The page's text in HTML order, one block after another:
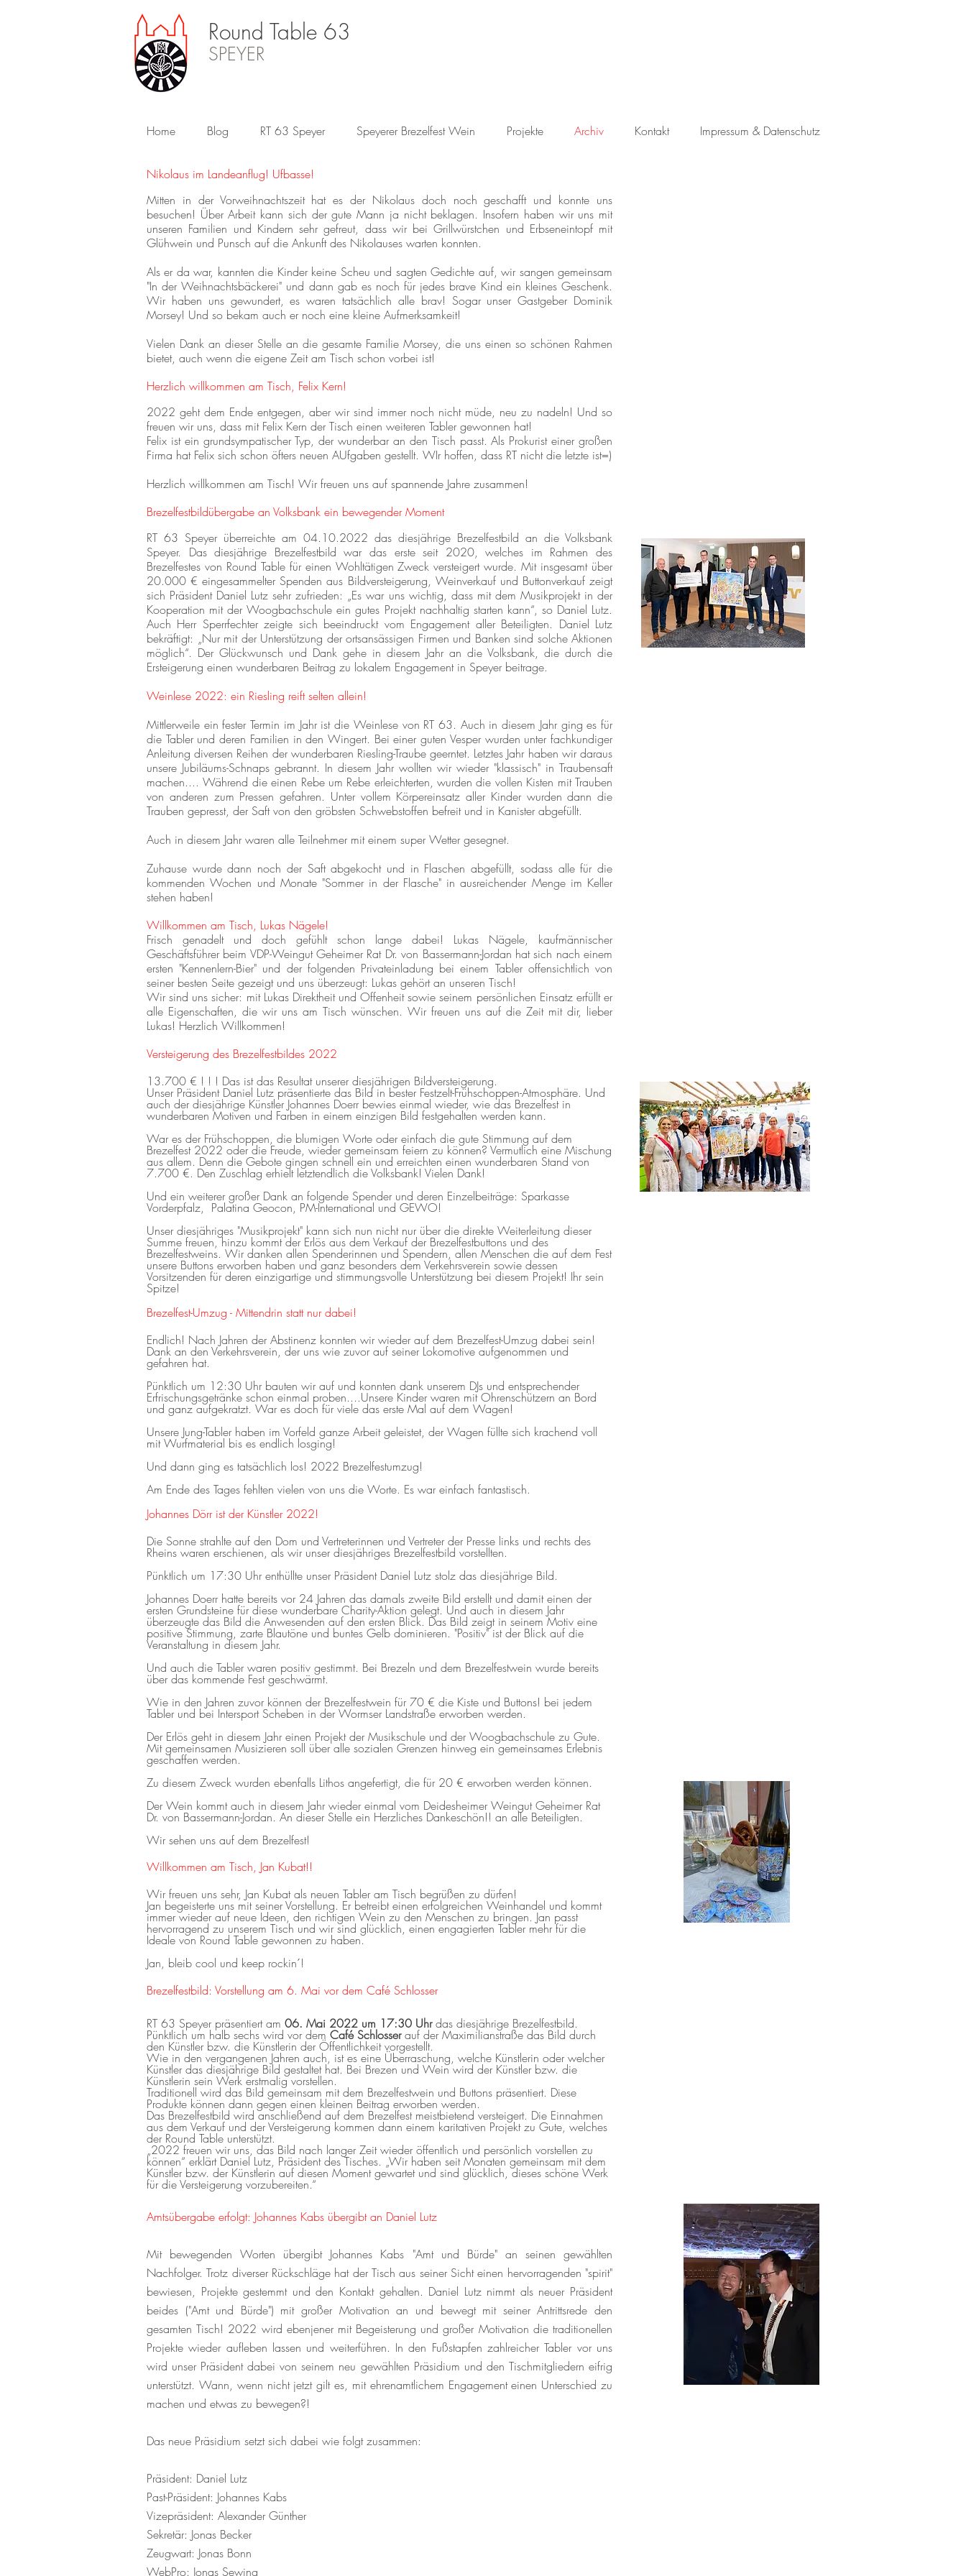
Round Table 63
SPEYER
Home Blog RT 63 Speyer Speyerer Brezelfest Wein Projekte Archiv Kontakt Impressum & Datenschutz
Nikolaus im Landeanflug! Ufbasse!
Mitten in der Vorweihnachtszeit hat es der Nikolaus doch noch geschafft und konnte uns
besuchen! Über Arbeit kann sich der gute Mann ja nicht beklagen. Insofern haben wir uns mit
unseren Familien und Kindern sehr gefreut, dass wir bei Grillwürstchen und Erbseneintopf mit
Glühwein und Punsch auf die Ankunft des Nikolauses warten konnten.
Als er da war, kannten die Kinder keine Scheu und sagten Gedichte auf, wir sangen gemeinsam
"In der Weihnachtsbäckerei" und dann gab es noch für jedes brave Kind ein kleines Geschenk.
Wir haben uns gewundert, es waren tatsächlich alle brav! Sogar unser Gastgeber Dominik
Morsey! Und so bekam auch er noch eine kleine Aufmerksamkeit!
Vielen Dank an dieser Stelle an die gesamte Familie Morsey, die uns einen so schönen Rahmen
bietet, auch wenn die eigene Zeit am Tisch schon vorbei ist!
Herzlich willkommen am Tisch, Felix Kern!
2022 geht dem Ende entgegen, aber wir sind immer noch nicht müde, neu zu nadeln! Und so
freuen wir uns, dass mit Felix Kern der Tisch einen weiteren Tabler gewonnen hat!
Felix ist ein grundsympatischer Typ, der wunderbar an den Tisch passt. Als Prokurist einer großen
Firma hat Felix sich schon öfters neuen AUfgaben gestellt. WIr hoffen, dass RT nicht die letzte ist=)
Herzlich willkommen am Tisch! Wir freuen uns auf spannende Jahre zusammen!
Brezelfestbildübergabe an Volksbank ein bewegender Moment
RT 63 Speyer überreichte am 04.10.2022 das diesjährige Brezelfestbild an die Volksbank
Speyer. Das diesjährige Brezelfestbild war das erste seit 2020, welches im Rahmen des
Brezelfestes von Round Table für einen Wohltätigen Zweck versteigert wurde. Mit insgesamt über
20.000 € eingesammelter Spenden aus Bildversteigerung, Weinverkauf und Buttonverkauf zeigt
sich Präsident Daniel Lutz sehr zufrieden: „Es war uns wichtig, dass mit dem Musikprojekt in der
Kooperation mit der Woogbachschule ein gutes Projekt nachhaltig starten kann“, so Daniel Lutz.
Auch Herr Sperrfechter zeigte sich beeindruckt vom Engagement aller Beteiligten. Daniel Lutz
bekräftigt: „Nur mit der Unterstützung der ortsansässigen Firmen und Banken sind solche Aktionen
möglich“. Der Glückwunsch und Dank gehe in diesem Jahr an die Volksbank, die durch die
Ersteigerung einen wunderbaren Beitrag zu lokalem Engagement in Speyer beitrage.
Weinlese 2022: ein Riesling reift selten allein!
Mittlerweile ein fester Termin im Jahr ist die Weinlese von RT 63. Auch in diesem Jahr ging es für
die Tabler und deren Familien in den Wingert. Bei einer guten Vesper wurden unter fachkundiger
Anleitung diversen Reihen der wunderbaren Riesling-Traube geerntet. Letztes Jahr haben wir daraus
unsere Jubiläums-Schnaps gebrannt. In diesem Jahr wollten wir wieder "klassisch" in Traubensaft
machen.... Während die einen Rebe um Rebe erleichterten, wurden die vollen Kisten mit Trauben
von anderen zum Pressen gefahren. Unter vollem Körpereinsatz aller Kinder wurden dann die
Trauben gepresst, der Saft von den gröbsten Schwebstoffen befreit und in Kanister abgefüllt.
Auch in diesem Jahr waren alle Teilnehmer mit einem super Wetter gesegnet.
Zuhause wurde dann noch der Saft abgekocht und in Flaschen abgefüllt, sodass alle für die
kommenden Wochen und Monate "Sommer in der Flasche" in ausreichender Menge im Keller
stehen haben!
Willkommen am Tisch, Lukas Nägele!
Frisch genadelt und doch gefühlt schon lange dabei! Lukas Nägele, kaufmännischer
Geschäftsführer beim VDP-Weingut Geheimer Rat Dr. von Bassermann-Jordan hat sich nach einem
ersten "Kennenlern-Bier" und der folgenden Privateinladung bei einem Tabler offensichtlich von
seiner besten Seite gezeigt und uns überzeugt: Lukas gehört an unseren Tisch!
Wir sind uns sicher: mit Lukas Direktheit und Offenheit sowie seinem persönlichen Einsatz erfüllt er
alle Eigenschaften, die wir uns am Tisch wünschen. Wir freuen uns auf die Zeit mit dir, lieber
Lukas! Herzlich Willkommen!
Versteigerung des Brezelfestbildes 2022
13.700 € ! ! ! Das ist das Resultat unserer diesjährigen Bildversteigerung.
Unser Präsident Daniel Lutz präsentierte das Bild in bester Festzelt-Frühschoppen-Atmosphäre. Und
auch der diesjährige Künstler Johannes Doerr bewies einmal wieder, wie das Brezelfest in
wunderbaren Motiven und Farben in einem einzigen Bild festgehalten werden kann.
War es der Frühschoppen, die blumigen Worte oder einfach die gute Stimmung auf dem
Brezelfest 2022 oder die Freude, wieder gemeinsam feiern zu können? Vermutlich eine Mischung
aus allem. Denn die Gebote gingen schnell ein und erreichten einen wunderbaren Stand von
7.700 €. Den Zuschlag erhielt letztendlich die Volksbank! Vielen Dank!
Und ein weiterer großer Dank an folgende Spender und deren Einzelbeiträge: Sparkasse
Vorderpfalz, Palatina Geocon, PM-International und GEWO!
Unser diesjähriges "Musikprojekt" kann sich nun nicht nur über die direkte Weiterleitung dieser
Summe freuen, hinzu kommt der Erlös aus dem Verkauf der Brezelfestbuttons und des
Brezelfestweins. Wir danken allen Spenderinnen und Spendern, allen Menschen die auf dem Fest
unsere Buttons erworben haben und ganz besonders dem Verkehrsverein sowie dessen
Vorsitzenden für deren einzigartige und stimmungsvolle Unterstützung bei diesem Projekt! Ihr sein
Spitze!
Brezelfest-Umzug - Mittendrin statt nur dabei!
Endlich! Nach Jahren der Abstinenz konnten wir wieder auf dem Brezelfest-Umzug dabei sein!
Dank an den Verkehrsverein, der uns wie zuvor auf seiner Lokomotive aufgenommen und
gefahren hat.
Pünktlich um 12:30 Uhr bauten wir auf und konnten dank unserem DJs und entsprechender
Erfrischungsgetränke schon einmal proben....Unsere Kinder waren mit Ohrenschützern an Bord
und ganz aufgekratzt. War es doch für viele das erste Mal auf dem Wagen!
Unsere Jung-Tabler haben im Vorfeld ganze Arbeit geleistet, der Wagen füllte sich krachend voll
mit Wurfmaterial bis es endlich losging!
Und dann ging es tatsächlich los! 2022 Brezelfestumzug!
Am Ende des Tages fehlten vielen von uns die Worte. Es war einfach fantastisch.
Johannes Dörr ist der Künstler 2022!
Die Sonne strahlte auf den Dom und Vertreterinnen und Vertreter der Presse links und rechts des
Rheins waren erschienen, als wir unser diesjähriges Brezelfestbild vorstellten.
Pünktlich um 17:30 Uhr enthüllte unser Präsident Daniel Lutz stolz das diesjährige Bild.
Johannes Doerr hatte bereits vor 24 Jahren das damals zweite Bild erstellt und damit einen der
ersten Grundsteine für diese wunderbare Charity-Aktion gelegt. Und auch in diesem Jahr
überzeugte das Bild die Anwesenden auf den ersten Blick. Das Bild zeigt in seinem Motiv eine
positive Stimmung, zarte Blautöne und buntes Gelb dominieren. "Positiv" ist der Blick auf die
Veranstaltung in diesem Jahr.
Und auch die Tabler waren positiv gestimmt. Bei Brezeln und dem Brezelfestwein wurde bereits
über das kommende Fest geschwärmt.
Wie in den Jahren zuvor können der Brezelfestwein für 70 € die Kiste und Buttons! bei jedem
Tabler und bei Intersport Scheben in der Wormser Landstraße erworben werden.
Der Erlös geht in diesem Jahr einen Projekt der Musikschule und der Woogbachschule zu Gute.
Mit gemeinsamen Musizieren soll über alle sozialen Grenzen hinweg ein gemeinsames Erlebnis
geschaffen werden.
Zu diesem Zweck wurden ebenfalls Lithos angefertigt, die für 20 € erworben werden können.
Der Wein kommt auch in diesem Jahr wieder einmal vom Deidesheimer Weingut Geheimer Rat
Dr. von Bassermann-Jordan. An dieser Stelle ein Herzliches Dankeschön!! an alle Beteiligten.
Wir sehen uns auf dem Brezelfest!
Willkommen am Tisch, Jan Kubat!!
Wir freuen uns sehr, Jan Kubat als neuen Tabler am Tisch begrüßen zu dürfen!
Jan begeisterte uns mit seiner Vorstellung. Er betreibt einen erfolgreichen Weinhandel und kommt
immer wieder auf neue Ideen, den richtigen Wein zu den Menschen zu bringen. Jan passt
hervorragend zu unserem Tisch und wir sind glücklich, einen engagierten Tabler mehr für die
Ideale von Round Table gewonnen zu haben.
Jan, bleib cool und keep rockin´!
Brezelfestbild: Vorstellung am 6. Mai vor dem Café Schlosser
RT 63 Speyer präsentiert am 06. Mai 2022 um 17:30 Uhrdas diesjährige Brezelfestbild.
Pünktlich um halb sechs wird vor dem Café Schlosserauf der Maximilianstraße das Bild durch
den Künstler bzw. die Künstlerin der Öffentlichkeit vorgestellt.
Wie in den vergangenen Jahren auch, ist es eine Überraschung, welche Künstlerin oder welcher
Künstler das diesjährige Bild gestaltet hat. Bei Brezen und Wein wird der Künstler bzw. die
Künstlerin sein Werk erstmalig vorstellen.
Traditionell wird das Bild gemeinsam mit dem Brezelfestwein und Buttons präsentiert. Diese
Produkte können dann gegen einen kleinen Beitrag erworben werden.
Das Brezelfestbild wird anschließend auf dem Brezelfest meistbietend versteigert. Die Einnahmen
aus dem Verkauf und der Versteigerung kommen dann einem karitativen Projekt zu Gute, welches
der Round Table unterstützt.
„2022 freuen wir uns, das Bild nach langer Zeit wieder öffentlich und persönlich vorstellen zu
können“ erklärt Daniel Lutz, Präsident des Tisches. „Wir haben seit Monaten gemeinsam mit dem
Künstler bzw. der Künstlerin auf diesen Moment gewartet und sind glücklich, dieses schöne Werk
für die Versteigerung vorzubereiten.“
Amtsübergabe erfolgt: Johannes Kabs übergibt an Daniel Lutz
Mit bewegenden Worten übergibt Johannes Kabs "Amt und Bürde" an seinen gewählten
Nachfolger. Trotz diverser Rückschläge hat der Tisch aus seiner Sicht einen hervorragenden "spirit"
bewiesen, Projekte gestemmt und den Kontakt gehalten. Daniel Lutz nimmt als neuer Präsident
beides ("Amt und Bürde") mit großer Motivation an und bewegt mit seiner Antrittsrede den
gesamten Tisch! 2022 wird ebenjener mit Begeisterung und großer Motivation die traditionellen
Projekte wieder aufleben lassen und weiterführen. In den Fußstapfen zahlreicher Tabler vor uns
wird unser Präsident dabei von seinem neu gewählten Präsidium und den Tischmitgliedern eifrig
unterstützt. Wann, wenn nicht jetzt gilt es, mit ehrenamtlichem Engagement einen Unterschied zu
machen und etwas zu bewegen?!
Das neue Präsidium setzt sich dabei wie folgt zusammen:
Präsident: Daniel Lutz
Past-Präsident: Johannes Kabs
Vizepräsident: Alexander Günther
Sekretär: Jonas Becker
Zeugwart: Jonas Bonn
WebPro: Jonas Sewing